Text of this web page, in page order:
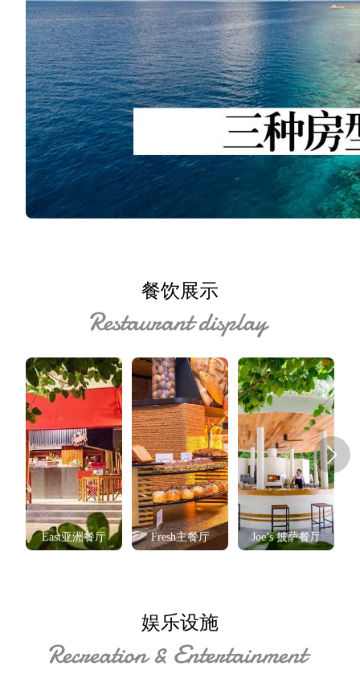
餐饮展示
East亚洲餐厅 Fresh主餐厅 Joe’s 披萨餐厅
娱乐设施